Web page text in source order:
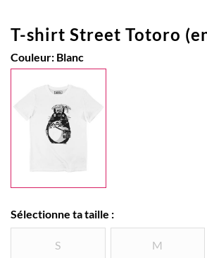
T-shirt Street Totoro
Couleur: Blanc
Sélectionne ta taille :
S M